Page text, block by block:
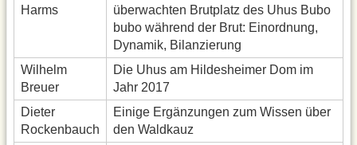
Harms
überwachten Brutplatz des Uhus Bubo
bubo während der Brut: Einordnung,
Dynamik, Bilanzierung
Wilhelm
Breuer
Die Uhus am Hildesheimer Dom im
Jahr 2017
Dieter
Rockenbauch
Einige Ergänzungen zum Wissen über
den Waldkauz